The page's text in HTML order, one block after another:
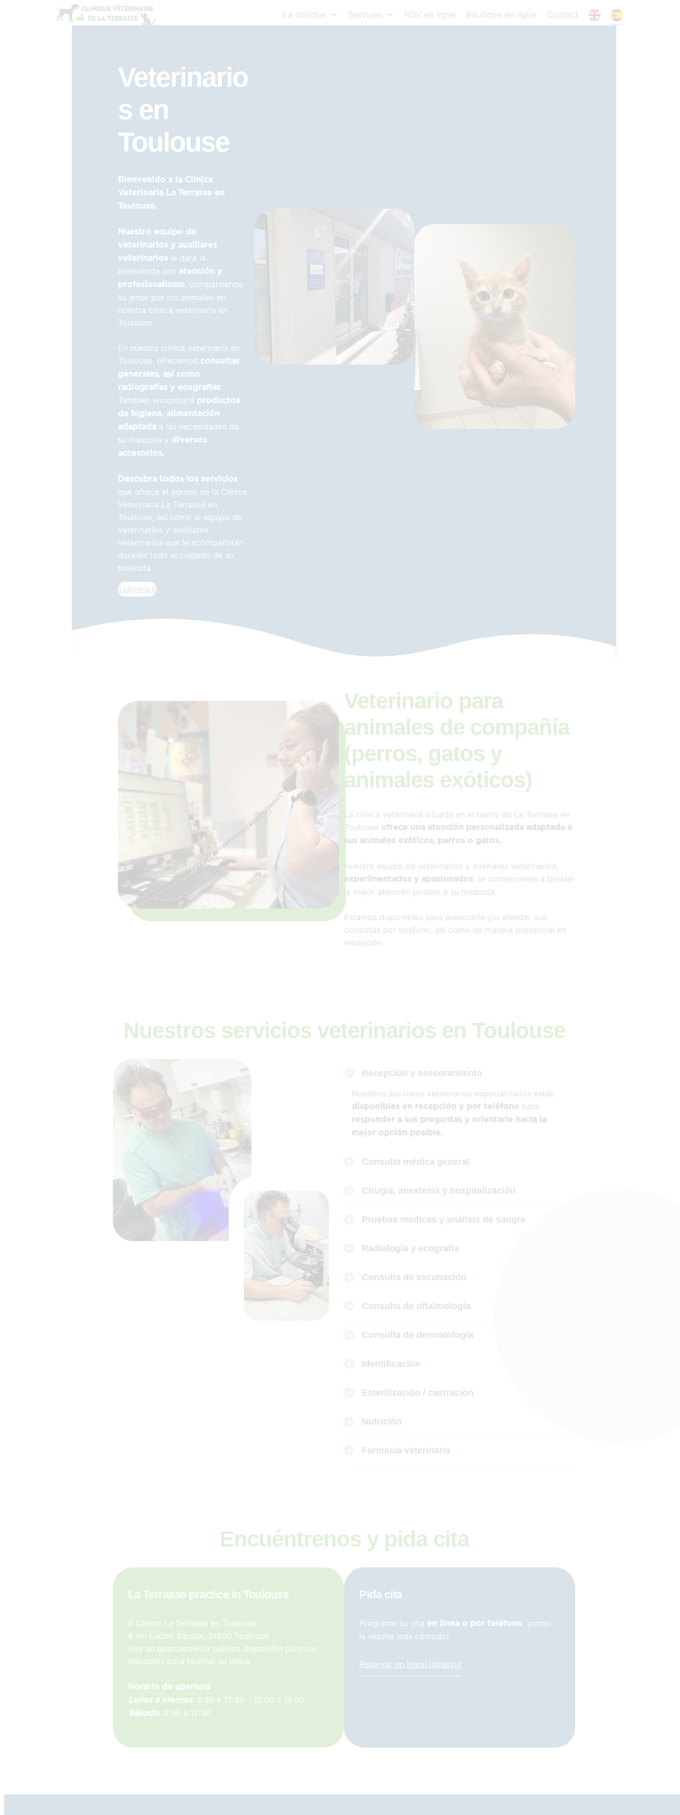
La clinique Services RDV en ligne Boutique en ligne Contact
Veterinario
s en
Toulouse
Bienvenido a la Clínica
Veterinaria La Terrasse en
Toulouse.
Nuestro equipo de
veterinarios y auxiliares
veterinarios le dará la
bienvenida con atención y
profesionalismo, compartiendo
su amor por los animales en
nuestra clínica veterinaria en
Toulouse.
En nuestra clínica veterinaria en
Toulouse, ofrecemos consultas
generales, así como
radiografías y ecografías.
También encontrará productos
de higiene, alimentación
adaptada a las necesidades de
su mascota y diversos
accesorios.
Descubra todos los servicios
que ofrece el equipo de la Clínica
Veterinaria La Terrasse en
Toulouse, así como al equipo de
veterinarios y auxiliares
veterinarios que le acompañarán
durante todo el cuidado de su
mascota.
Llámenos
Veterinario para
animales de compañía
(perros, gatos y
animales exóticos)
La clínica veterinaria situada en el barrio de La Terrasse en
Toulouse ofrece una atención personalizada adaptada a
sus animales exóticos, perros o gatos.
Nuestro equipo de veterinarios y auxiliares veterinarios,
experimentados y apasionados, se compromete a brindar
la mejor atención posible a su mascota.
Estamos disponibles para asesorarle y/o atender sus
consultas por teléfono, así como de manera presencial en
recepción.
Nuestros servicios veterinarios en Toulouse
Recepción y asesoramiento
Nuestros auxiliares veterinarios especializados están
disponibles en recepción y por teléfono para
responder a sus preguntas y orientarle hacia la
mejor opción posible.
Consulta médica general
Cirugía, anestesia y hospitalización
Pruebas médicas y análisis de sangre
Radiología y ecografía
Consulta de vacunación
Consulta de oftalmología
Consulta de dermatología
Identificación
Esterilización / castración
Nutrición
Farmacia veterinaria
Encuéntrenos y pida cita
La Terrasse practice in Toulouse
8 Clínica La Terrasse en Toulouse
8 Av. Lucien Baroux, 31500 Toulouse
Hay un aparcamiento público disponible para los
visitantes para facilitar su visita.
Horario de apertura
Lunes a viernes: 8:30 a 12:30 – 15:00 a 19:00
Sábado: 8:30 a 12:30
Pida cita
Programe su cita en línea o por teléfono, ¡como
le resulte más cómodo!
Reservar en líneaLlámenos